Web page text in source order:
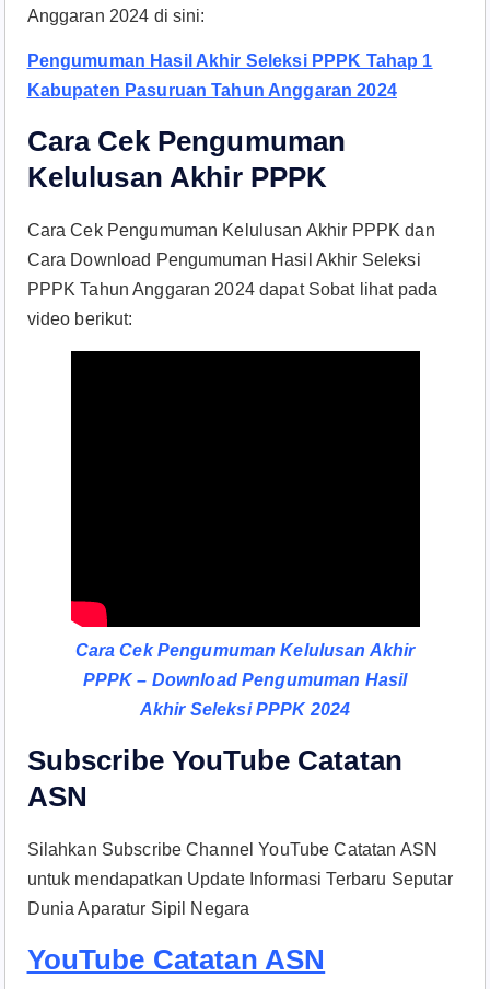
Anggaran 2024 di sini:
Pengumuman Hasil Akhir Seleksi PPPK Tahap 1
Kabupaten Pasuruan Tahun Anggaran 2024
Cara Cek Pengumuman
Kelulusan Akhir PPPK
Cara Cek Pengumuman Kelulusan Akhir PPPK dan
Cara Download Pengumuman Hasil Akhir Seleksi
PPPK Tahun Anggaran 2024 dapat Sobat lihat pada
video berikut:
Cara Cek Pengumuman Kelulusan Akhir
PPPK – Download Pengumuman Hasil
Akhir Seleksi PPPK 2024
Subscribe YouTube Catatan
ASN
Silahkan Subscribe Channel YouTube Catatan ASN
untuk mendapatkan Update Informasi Terbaru Seputar
Dunia Aparatur Sipil Negara
YouTube Catatan ASN